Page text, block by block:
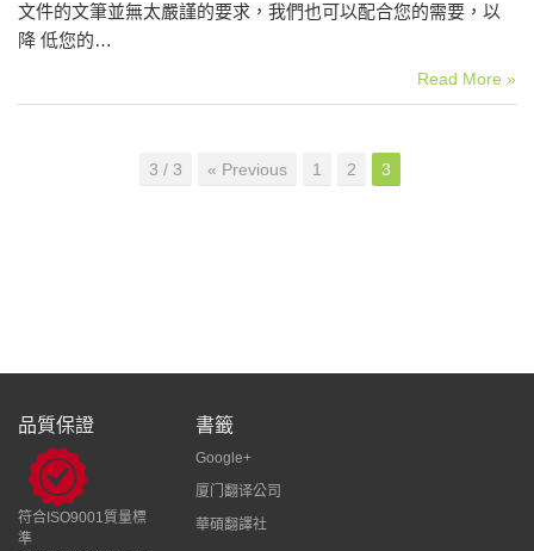
文件的文筆並無太嚴謹的要求，我們也可以配合您的需要，以
降 低您的…
Read More »
3 / 3 « Previous 1 2 3
品質保證
符合ISO9001質量標
準
書籤
Google+
厦门翻译公司
華碩翻譯社